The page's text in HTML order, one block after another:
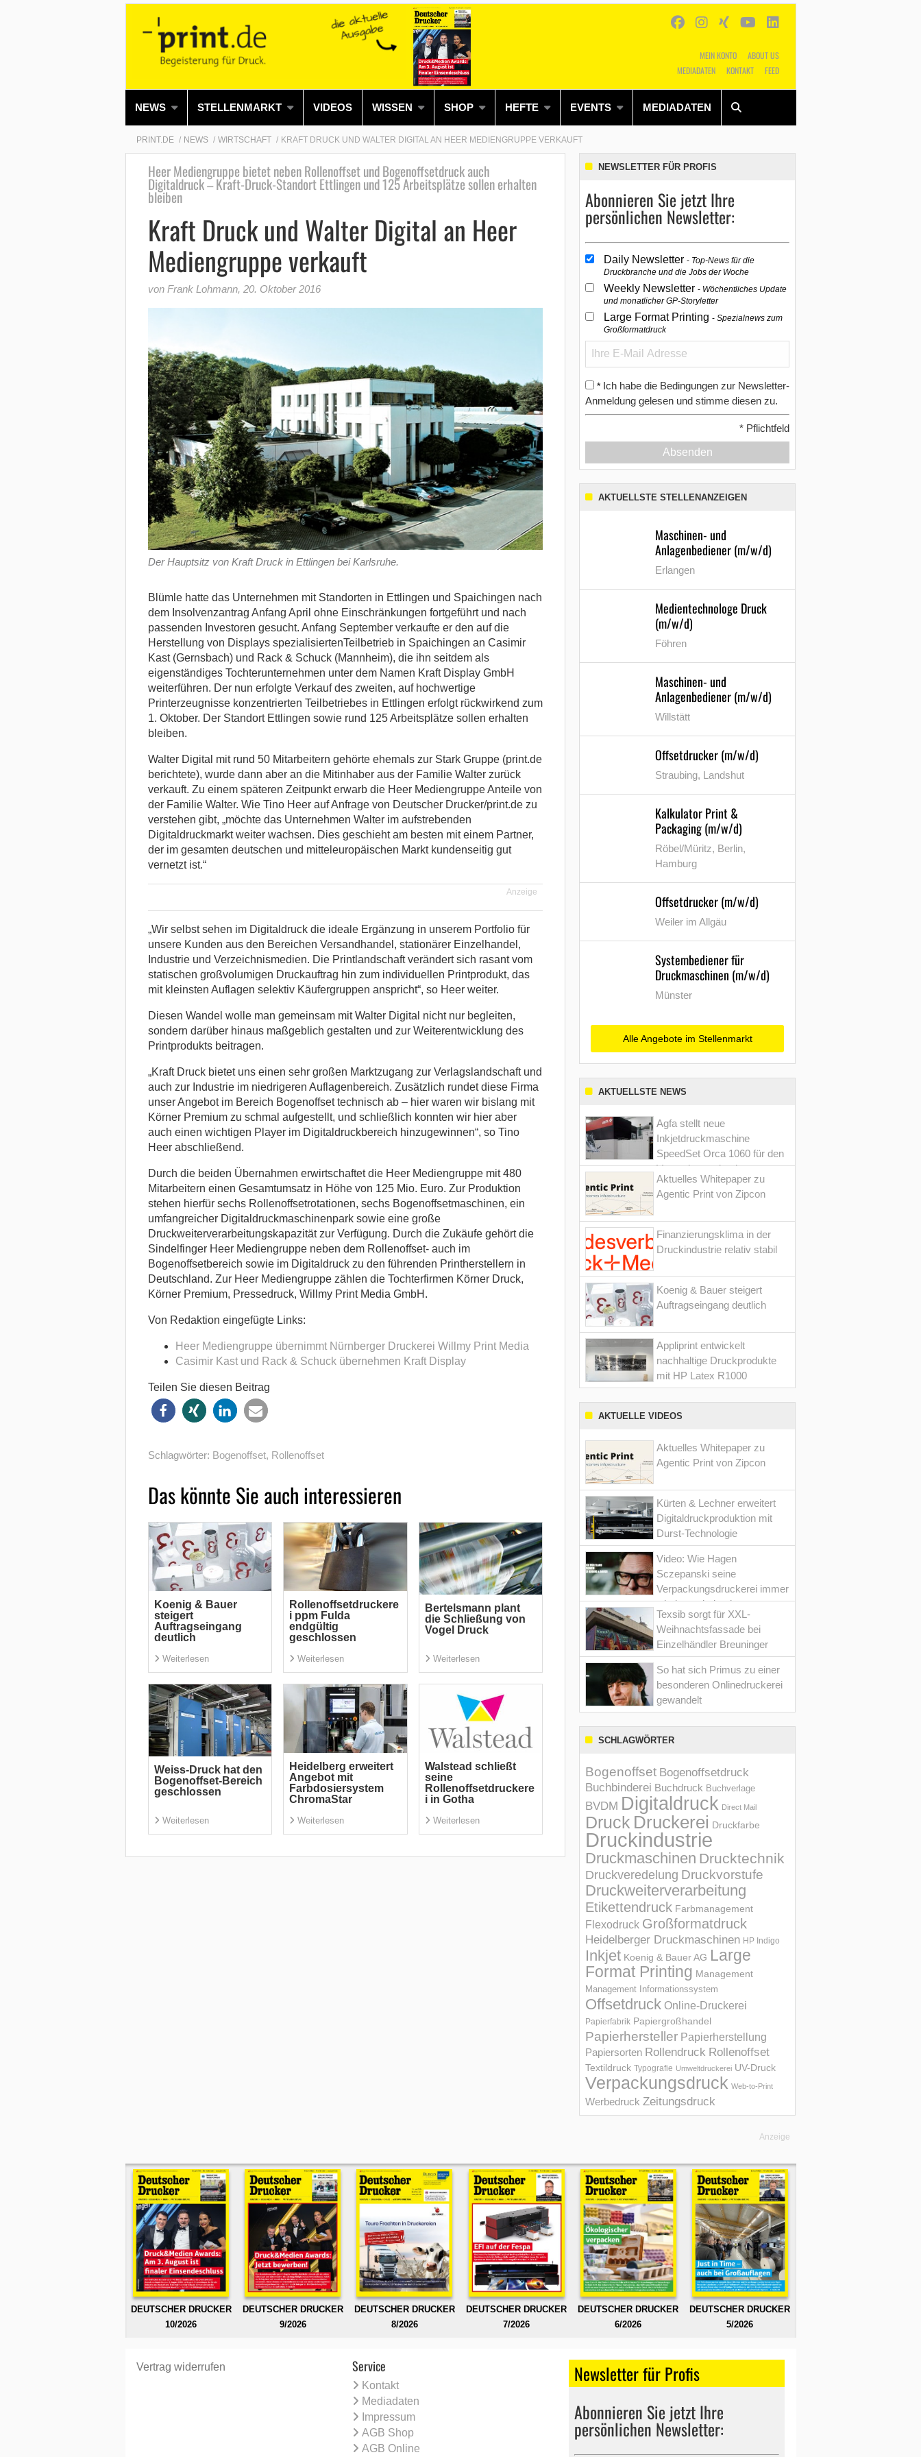
MEIN KONTO
ABOUT US
MEDIADATEN
KONTAKT FEED
NEWS STELLENMARKT VIDEOS WISSEN SHOP HEFTE EVENTS MEDIADATEN
Alles Shop SUCHEN
PRINT.DE NEWS WIRTSCHAFT KRAFT DRUCK UND WALTER DIGITAL AN HEER MEDIENGRUPPE VERKAUFT
Heer Mediengruppe bietet neben Rollenoffset und Bogenoffsetdruck auch
Digitaldruck – Kraft-Druck-Standort Ettlingen und 125 Arbeitsplätze sollen erhalten
bleiben
Kraft Druck und Walter Digital an Heer
Mediengruppe verkauft
von Frank Lohmann, 20. Oktober 2016
Der Hauptsitz von Kraft Druck in Ettlingen bei Karlsruhe.
Blümle hatte das Unternehmen mit Standorten in Ettlingen und Spaichingen nach
dem Insolvenzantrag Anfang April ohne Einschränkungen fortgeführt und nach
passenden Investoren gesucht. Anfang September verkaufte er den auf die
Herstellung von Displays spezialisiertenTeilbetrieb in Spaichingen an Casimir
Kast (Gernsbach) und Rack & Schuck (Mannheim), die ihn seitdem als
eigenständiges Tochterunternehmen unter dem Namen Kraft Display GmbH
weiterführen. Der nun erfolgte Verkauf des zweiten, auf hochwertige
Printerzeugnisse konzentrierten Teilbetriebes in Ettlingen erfolgt rückwirkend zum
1. Oktober. Der Standort Ettlingen sowie rund 125 Arbeitsplätze sollen erhalten
bleiben.
Walter Digital mit rund 50 Mitarbeitern gehörte ehemals zur Stark Gruppe (print.de
berichtete), wurde dann aber an die Mitinhaber aus der Familie Walter zurück
verkauft. Zu einem späteren Zeitpunkt erwarb die Heer Mediengruppe Anteile von
der Familie Walter. Wie Tino Heer auf Anfrage von Deutscher Drucker/print.de zu
verstehen gibt, „möchte das Unternehmen Walter im aufstrebenden
Digitaldruckmarkt weiter wachsen. Dies geschieht am besten mit einem Partner,
der im gesamten deutschen und mitteleuropäischen Markt kundenseitig gut
vernetzt ist.“
Anzeige
„Wir selbst sehen im Digitaldruck die ideale Ergänzung in unserem Portfolio für
unsere Kunden aus den Bereichen Versandhandel, stationärer Einzelhandel,
Industrie und Verzeichnismedien. Die Printlandschaft verändert sich rasant vom
statischen großvolumigen Druckauftrag hin zum individuellen Printprodukt, das
mit kleinsten Auflagen selektiv Käufergruppen anspricht“, so Heer weiter.
Diesen Wandel wolle man gemeinsam mit Walter Digital nicht nur begleiten,
sondern darüber hinaus maßgeblich gestalten und zur Weiterentwicklung des
Printprodukts beitragen.
„Kraft Druck bietet uns einen sehr großen Marktzugang zur Verlagslandschaft und
auch zur Industrie im niedrigeren Auflagenbereich. Zusätzlich rundet diese Firma
unser Angebot im Bereich Bogenoffset technisch ab – hier waren wir bislang mit
Körner Premium zu schmal aufgestellt, und schließlich konnten wir hier aber
auch einen wichtigen Player im Digitaldruckbereich hinzugewinnen“, so Tino
Heer abschließend.
Durch die beiden Übernahmen erwirtschaftet die Heer Mediengruppe mit 480
Mitarbeitern einen Gesamtumsatz in Höhe von 125 Mio. Euro. Zur Produktion
stehen hierfür sechs Rollenoffsetrotationen, sechs Bogenoffsetmaschinen, ein
umfangreicher Digitaldruckmaschinenpark sowie eine große
Druckweiterverarbeitungskapazität zur Verfügung. Durch die Zukäufe gehört die
Sindelfinger Heer Mediengruppe neben dem Rollenoffset- auch im
Bogenoffsetbereich sowie im Digitaldruck zu den führenden Printherstellern in
Deutschland. Zur Heer Mediengruppe zählen die Tochterfirmen Körner Druck,
Körner Premium, Pressedruck, Willmy Print Media GmbH.
Von Redaktion eingefügte Links:
Heer Mediengruppe übernimmt Nürnberger Druckerei Willmy Print Media
Casimir Kast und Rack & Schuck übernehmen Kraft Display
Teilen Sie diesen Beitrag
Schlagwörter: Bogenoffset, Rollenoffset
Das könnte Sie auch interessieren
Koenig & Bauer
steigert
Auftragseingang
deutlich
Weiterlesen
Rollenoffsetdruckere
i ppm Fulda
endgültig
geschlossen
Weiterlesen
Bertelsmann plant
die Schließung von
Vogel Druck
Weiterlesen
Weiss-Druck hat den
Bogenoffset-Bereich
geschlossen
Weiterlesen
Heidelberg erweitert
Angebot mit
Farbdosiersystem
ChromaStar
Weiterlesen
Walstead schließt
seine
Rollenoffsetdruckere
i in Gotha
Weiterlesen
NEWSLETTER FÜR PROFIS
Abonnieren Sie jetzt Ihre
persönlichen Newsletter:
Daily Newsletter Top-News für die
Druckbranche und die Jobs der Woche
Weekly Newsletter Wöchentliches Update
und monatlicher GP-Storyletter
Large Format Printing Spezialnews zum
Großformatdruck
* Ich habe die Bedingungen zur Newsletter-
Anmeldung gelesen und stimme diesen zu.
* Pflichtfeld
Absenden
AKTUELLSTE STELLENANZEIGEN
Maschinen- und
Anlagenbediener (m/w/d)
Erlangen
Medientechnologe Druck
(m/w/d)
Föhren
Maschinen- und
Anlagenbediener (m/w/d)
Willstätt
Offsetdrucker (m/w/d)
Straubing, Landshut
Kalkulator Print &
Packaging (m/w/d)
Röbel/Müritz, Berlin,
Hamburg
Offsetdrucker (m/w/d)
Weiler im Allgäu
Systembediener für
Druckmaschinen (m/w/d)
Münster
Alle Angebote im Stellenmarkt
AKTUELLSTE NEWS
Agfa stellt neue
Inkjetdruckmaschine
SpeedSet Orca 1060 für den
Verpackungsdruck vor
Aktuelles Whitepaper zu
Agentic Print von Zipcon
Finanzierungsklima in der
Druckindustrie relativ stabil
Koenig & Bauer steigert
Auftragseingang deutlich
Appliprint entwickelt
nachhaltige Druckprodukte
mit HP Latex R1000
AKTUELLE VIDEOS
Aktuelles Whitepaper zu
Agentic Print von Zipcon
Kürten & Lechner erweitert
Digitaldruckproduktion mit
Durst-Technologie
Video: Wie Hagen
Sczepanski seine
Verpackungsdruckerei immer
wieder optimiert hat
Texsib sorgt für XXL-
Weihnachtsfassade bei
Einzelhändler Breuninger
So hat sich Primus zu einer
besonderen Onlinedruckerei
gewandelt
SCHLAGWÖRTER
Bogenoffset Bogenoffsetdruck
Buchbinderei Buchdruck Buchverlage
BVDM Digitaldruck Direct Mail
Druck Druckerei Druckfarbe
Druckindustrie
Druckmaschinen Drucktechnik
Druckveredelung Druckvorstufe
Druckweiterverarbeitung
Etikettendruck Farbmanagement
Flexodruck Großformatdruck
Heidelberger Druckmaschinen HP Indigo
Inkjet Koenig & Bauer AG Large
Format Printing Management
Management Informations­system
Offsetdruck Online-Druckerei
Papierfabrik Papiergroßhandel
Papierhersteller Papierherstellung
Papiersorten Rollendruck Rollenoffset
Textildruck Typografie Umweltdruckerei UV-Druck
Verpackungsdruck Web-to-Print
Werbedruck Zeitungsdruck
Anzeige
DEUTSCHER DRUCKER
10/2026
DEUTSCHER DRUCKER
9/2026
DEUTSCHER DRUCKER
8/2026
DEUTSCHER DRUCKER
7/2026
DEUTSCHER DRUCKER
6/2026
DEUTSCHER DRUCKER
5/2026
Vertrag widerrufen Service
Kontakt
Mediadaten
Impressum
AGB Shop
AGB Online
Newsletter für Profis
Abonnieren Sie jetzt Ihre
persönlichen Newsletter: